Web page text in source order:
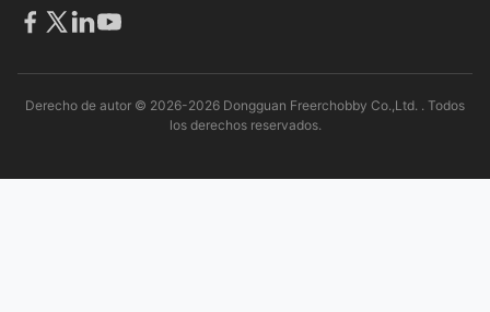
Derecho de autor © 2026-2026 Dongguan Freerchobby Co.,Ltd. . Todos
los derechos reservados.